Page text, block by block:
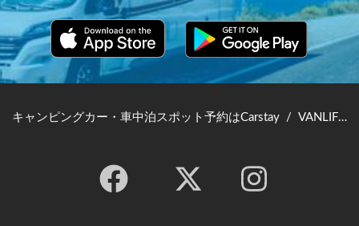
キャンピングカー・車中泊スポット予約はCarstay / VANLIFE JAPAN TOP